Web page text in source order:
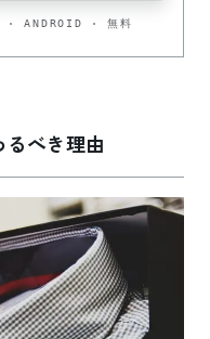
· ANDROID · 無料
べき理由